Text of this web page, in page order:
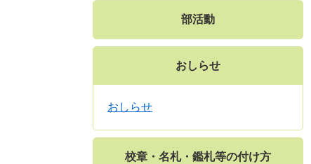
部活動
おしらせ
おしらせ
校章・名札・鑑札等の付け方